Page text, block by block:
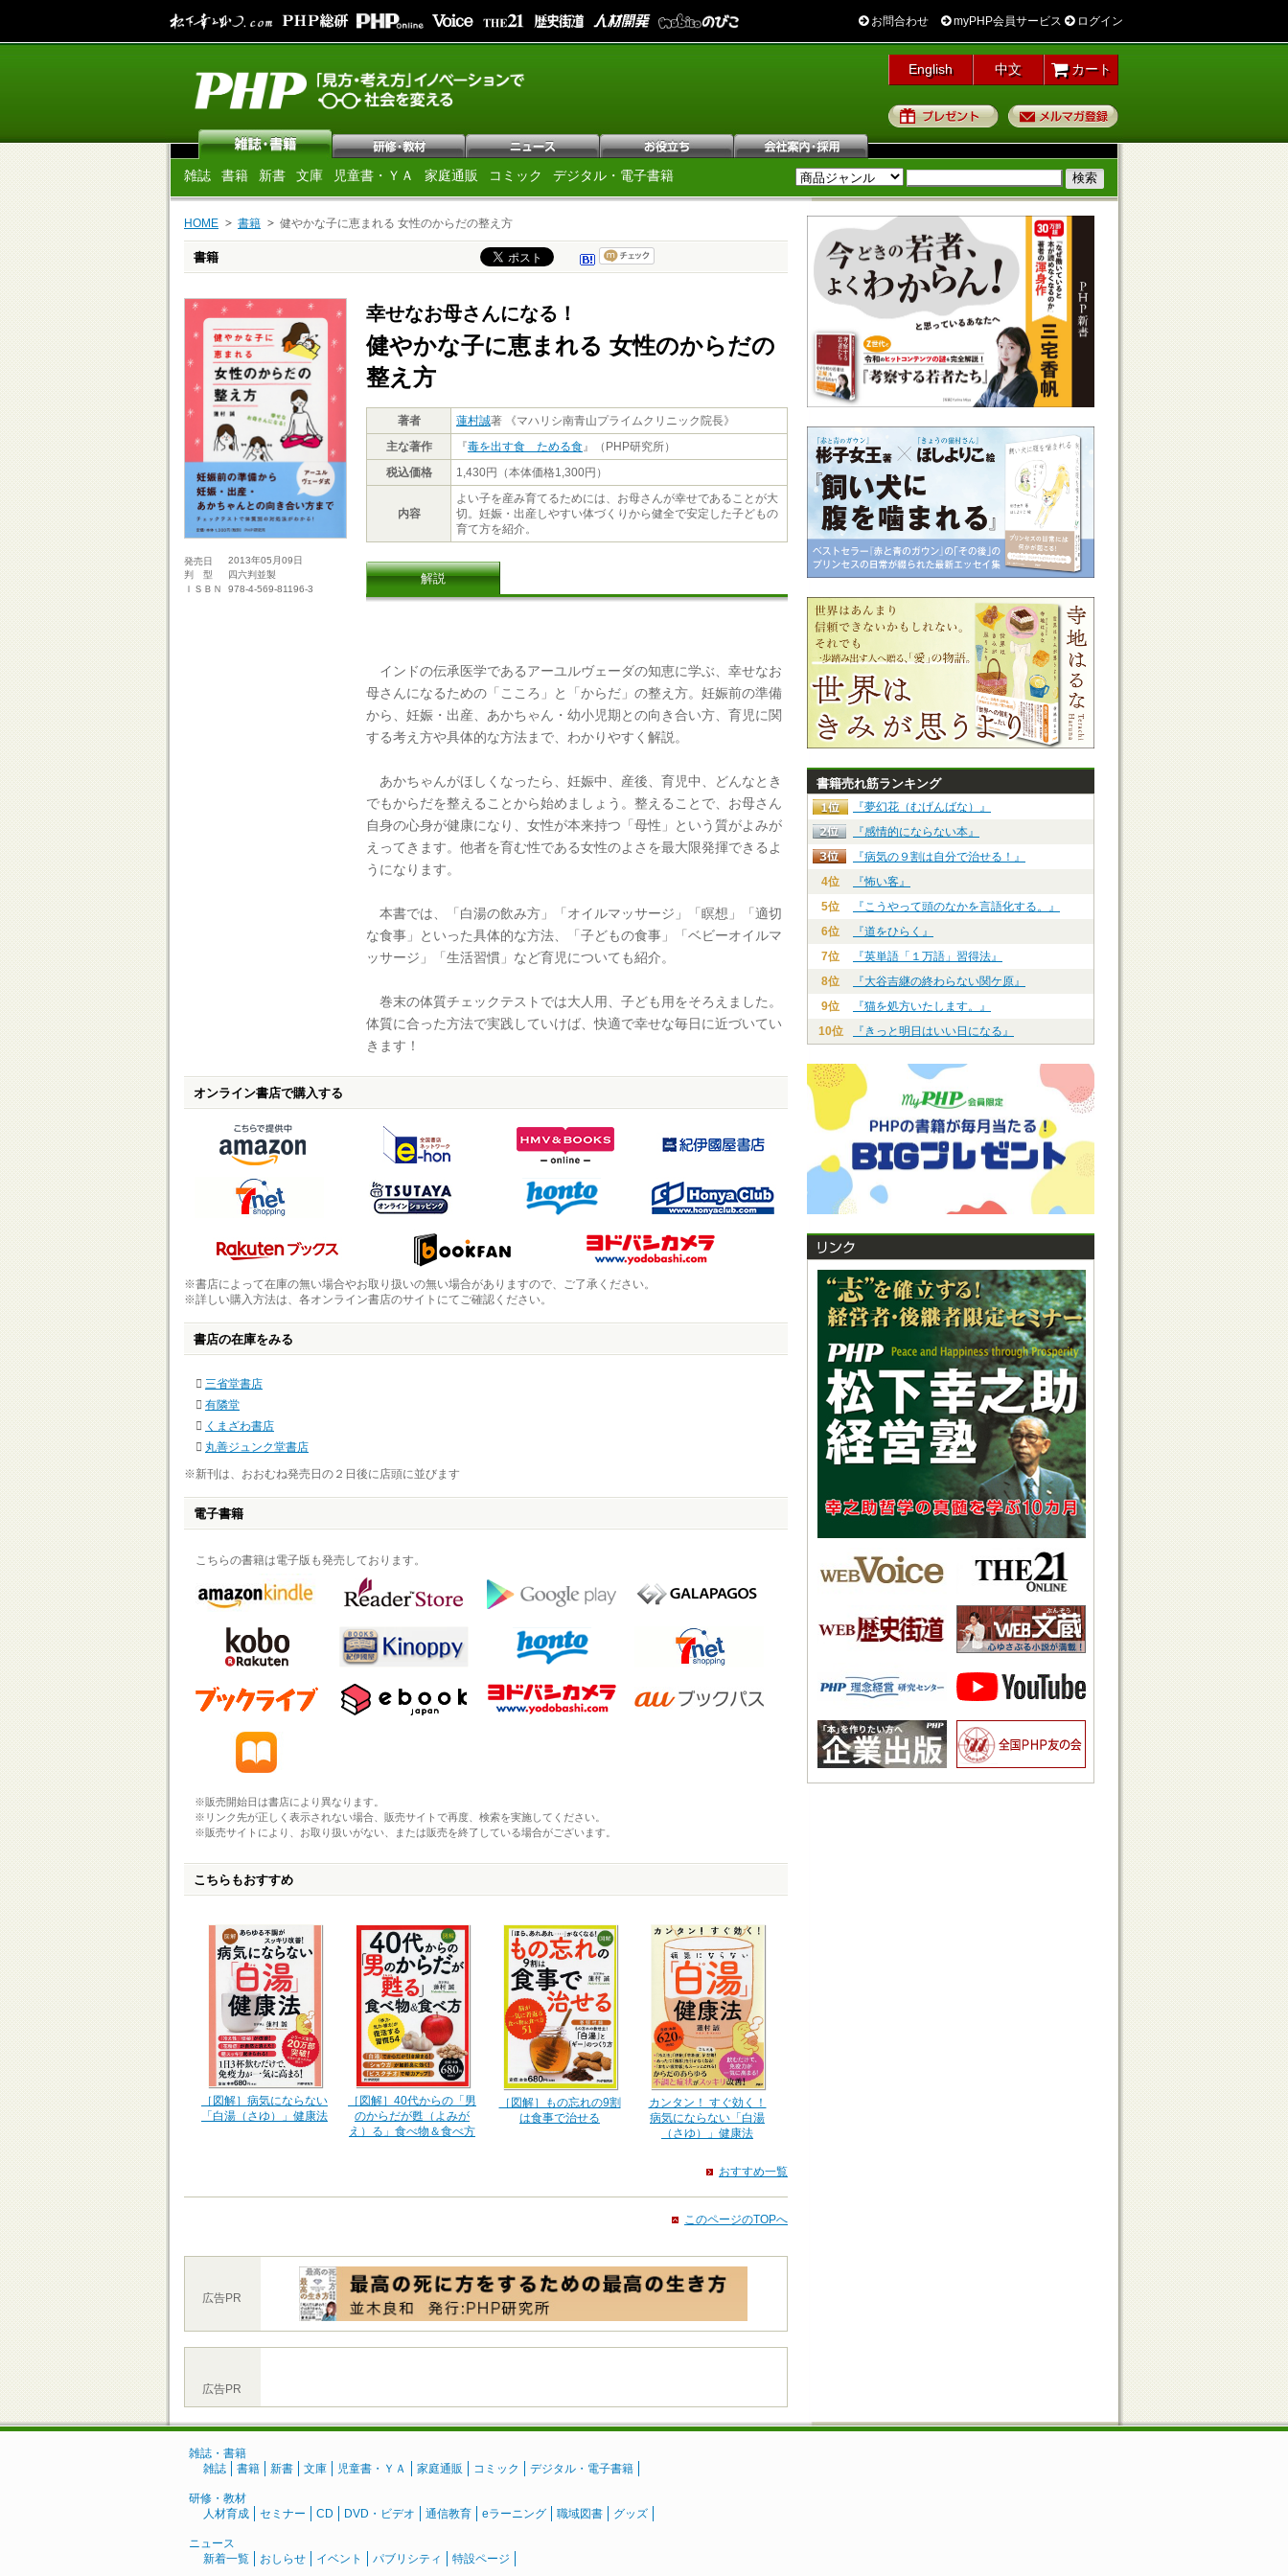
お問合わせ myPHP会員サービス ログイン
English 中文 カート
プレゼント
雑誌 書籍 新書 文庫 児童書・ＹＡ 家庭通販 コミック デジタル・電子書籍
HOME 書籍 健やかな子に恵まれる 女性のからだの整え方
書籍
発売日
2013年05月09日
判 型
四六判並製
ＩＳＢＮ
978-4-569-81196-3
幸せなお母さんになる！
健やかな子に恵まれる 女性のからだの
整え方
著者 蓮村誠著 《マハリシ南青山プライムクリニック院長》
主な著作
『毒を出す食 ためる食』（PHP研究所）
税込価格
1,430円（本体価格1,300円）
内容
よい子を産み育てるためには、お母さんが幸せであることが大
切。妊娠・出産しやすい体づくりから健全で安定した子どもの
育て方を紹介。
解説
インドの伝承医学であるアーユルヴェーダの知恵に学ぶ、幸せなお
母さんになるための「こころ」と「からだ」の整え方。妊娠前の準備
から、妊娠・出産、あかちゃん・幼小児期との向き合い方、育児に関
する考え方や具体的な方法まで、わかりやすく解説。
あかちゃんがほしくなったら、妊娠中、産後、育児中、どんなとき
でもからだを整えることから始めましょう。整えることで、お母さん
自身の心身が健康になり、女性が本来持つ「母性」という質がよみが
えってきます。他者を育む性である女性のよさを最大限発揮できるよ
うになります。
本書では、「白湯の飲み方」「オイルマッサージ」「瞑想」「適切
な食事」といった具体的な方法、「子どもの食事」「ベビーオイルマ
ッサージ」「生活習慣」など育児についても紹介。
巻末の体質チェックテストでは大人用、子ども用をそろえました。
体質に合った方法で実践していけば、快適で幸せな毎日に近づいてい
きます！
オンライン書店で購入する
※書店によって在庫の無い場合やお取り扱いの無い場合がありますので、ご了承ください。
※詳しい購入方法は、各オンライン書店のサイトにてご確認ください。
書店の在庫をみる
三省堂書店
有隣堂
くまざわ書店
丸善ジュンク堂書店
※新刊は、おおむね発売日の２日後に店頭に並びます
電子書籍
こちらの書籍は電子版も発売しております。
※販売開始日は書店により異なります。
※リンク先が正しく表示されない場合、販売サイトで再度、検索を実施してください。
※販売サイトにより、お取り扱いがない、または販売を終了している場合がございます。
こちらもおすすめ
［図解］病気にならない
「白湯（さゆ）」健康法
［図解］40代からの「男
のからだが甦（よみが
え）る」食べ物＆食べ方
［図解］もの忘れの9割
は食事で治せる
カンタン！ すぐ効く！
病気にならない「白湯
（さゆ）」健康法
おすすめ一覧
このページのTOPへ
広告PR
広告PR
書籍売れ筋ランキング
『夢幻花（むげんばな）』
『感情的にならない本』
『病気の９割は自分で治せる！』
4位
『怖い客』
5位
『こうやって頭のなかを言語化する。』
6位
『道をひらく』
7位
『英単語「１万語」習得法』
8位
『大谷吉継の終わらない関ケ原』
9位
『猫を処方いたします。』
10位
『きっと明日はいい日になる』
雑誌・書籍
雑誌
書籍 新書 文庫 児童書・ＹＡ 家庭通販 コミック デジタル・電子書籍
研修・教材
人材育成
セミナー CD DVD・ビデオ 通信教育 eラーニング 職域図書 グッズ
ニュース
新着一覧
おしらせ イベント パブリシティ 特設ページ